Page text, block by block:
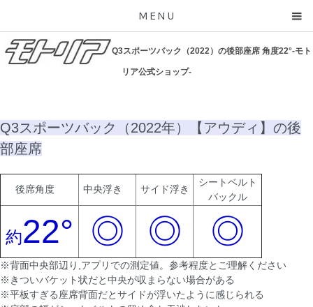
MENU
Q3スポーツバック（2022）の後部座席 角度22°-モト
リア公式ショップ-
Q3スポーツバック（2022年）【アウディ】の後
部座席
後席角度 中央浮き サイド浮き
シートベルト
バックル
約22° ◎ ◎ ◎
※背面中央部辺り,アプリでの測定値。参考程度とご理解ください
※きついバケット状だと中央が収まらない場合がある
※平板すぎる座席背面だとサイドが浮いたように感じられる